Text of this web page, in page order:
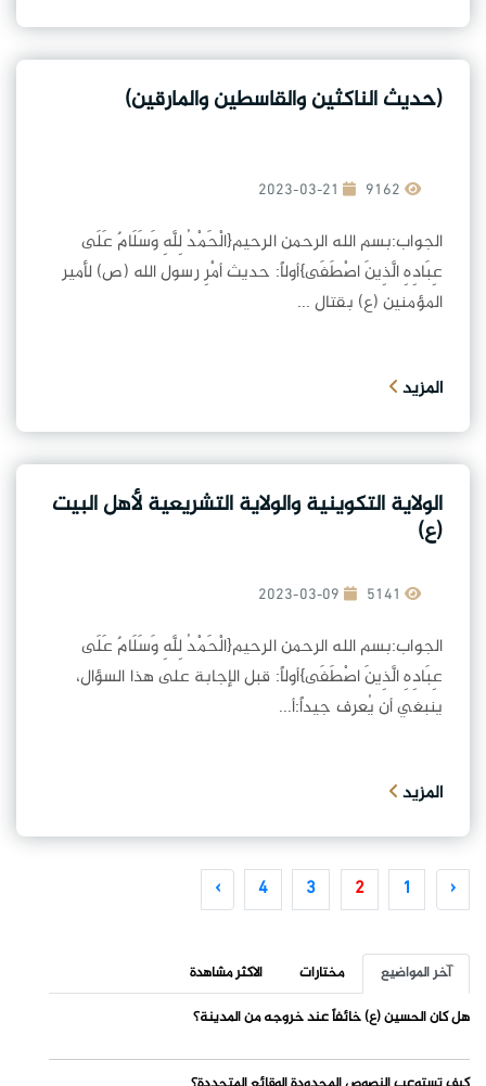
(حديث الناكثين والقاسطين والمارقين)
2023-03-21
الجواب:بسم الله الرحمن الرحيم{الْحَمْدُ لِلَّهِ وَسَلَامٌ عَلَى
عِبَادِهِ الَّذِينَ اصْطَفَى}أولاً: حديث أمْرِ رسول الله (ص) لأمير
المؤمنين (ع) بقتال ...
المزيد
الولاية التكوينية والولاية التشريعية لأهل البيت
(ع)
2023-03-09
الجواب:بسم الله الرحمن الرحيم{الْحَمْدُ لِلَّهِ وَسَلَامٌ عَلَى
عِبَادِهِ الَّذِينَ اصْطَفَى}أولاً: قبل الإجابة على هذا السؤال،
ينبغي أن يُعرف جيداً:أ...
المزيد
‹
1
2
3
4
›
آخر المواضيع مختارات
الاكثر مشاهدة
هل كان الحسين (ع) خائفاً عند خروجه من المدينة؟